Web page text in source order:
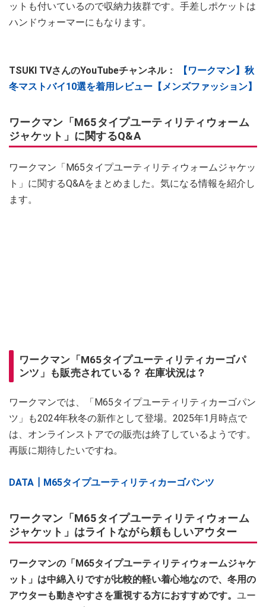
ットも付いているので収納力抜群です。手差しポケットは
ハンドウォーマーにもなります。
TSUKI TVさんのYouTubeチャンネル：
【ワークマン】秋
冬マストバイ10選を着用レビュー【メンズファッション】
ワークマン「M65タイプユーティリティウォーム
ジャケット」に関するQ&A
ワークマン「M65タイプユーティリティウォームジャケッ
ト」に関するQ&Aをまとめました。気になる情報を紹介し
ます。
ワークマン「M65タイプユーティリティカーゴパ
ンツ」も販売されている？ 在庫状況は？
ワークマンでは、「M65タイプユーティリティカーゴパン
ツ」も2024年秋冬の新作として登場。2025年1月時点で
は、オンラインストアでの販売は終了しているようです。
再販に期待したいですね。
DATA┃M65タイプユーティリティカーゴパンツ
ワークマン「M65タイプユーティリティウォーム
ジャケット」はライトながら頼もしいアウター
ワークマンの「M65タイプユーティリティウォームジャケ
ット」は中綿入りですが比較的軽い着心地なので、冬用の
アウターも動きやすさを重視する方におすすめです。 ユー